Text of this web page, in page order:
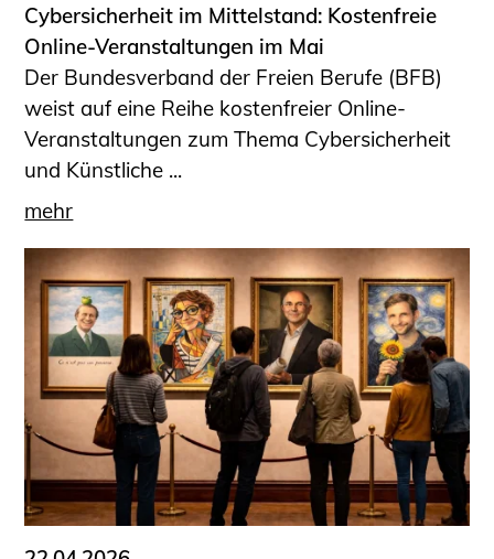
Cybersicherheit im Mittelstand: Kostenfreie
Online-Veranstaltungen im Mai
Der Bundesverband der Freien Berufe (BFB)
weist auf eine Reihe kostenfreier Online-
Veranstaltungen zum Thema Cybersicherheit
und Künstliche ...
mehr